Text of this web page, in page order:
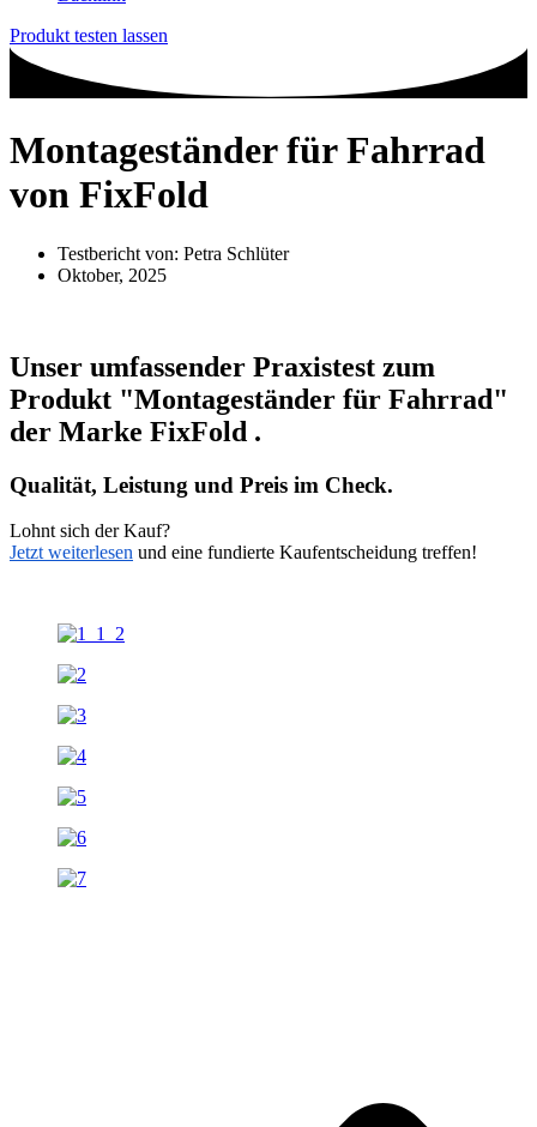
Produkt testen lassen
Montageständer für Fahrrad
von FixFold
Testbericht von: Petra Schlüter
Oktober, 2025
Unser umfassender Praxistest zum
Produkt "Montageständer für Fahrrad"
der Marke FixFold .
Qualität, Leistung und Preis im Check.
Lohnt sich der Kauf?
Jetzt weiterlesen und eine fundierte Kaufentscheidung treffen!